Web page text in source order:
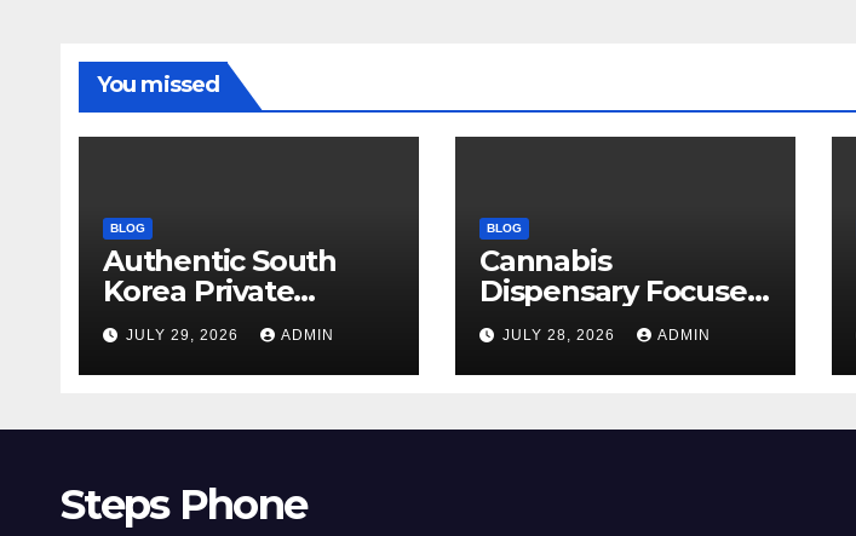
You missed
BLOG
Authentic South
Korea Private
Cultural Travel
Experience
JULY 29, 2026 ADMIN
BLOG
Cannabis
Dispensary Focused
on Customer
Satisfaction Daily
JULY 28, 2026 ADMIN
Steps Phone